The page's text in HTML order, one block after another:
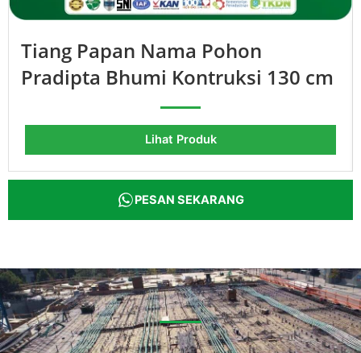
Tiang Papan Nama Pohon
Pradipta Bhumi Kontruksi 130 cm
Lihat Produk
PESAN SEKARANG